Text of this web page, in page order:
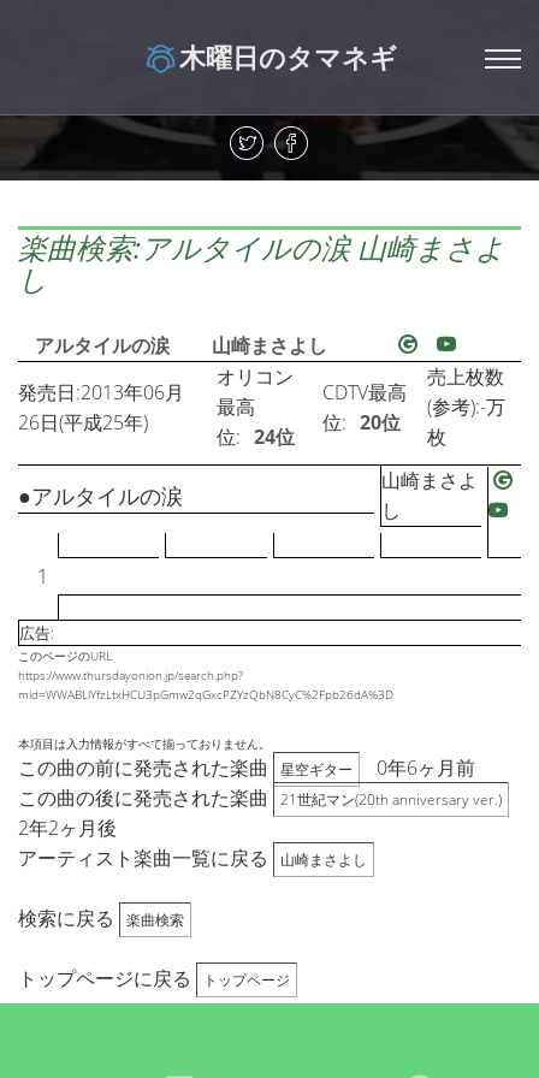
木曜日のタマネギ
楽曲検索:アルタイルの涙 山崎まさよ
し
アルタイルの涙
山崎まさよし
発売日:2013年06月
26日(平成25年)
オリコン
最高
位: 24位
CDTV最高
位: 20位
売上枚数
(参考):-万
枚
1
●アルタイルの涙
山崎まさよ
し
広告:
このページのURL
https://www.thursdayonion.jp/search.php?
mid=WWABLlYfzLtxHCU3pGmw2qGxcPZYzQbN8CyC%2Fpb26dA%3D
本項目は入力情報がすべて揃っておりません。
この曲の前に発売された楽曲 星空ギター
0年6ヶ月前
この曲の後に発売された楽曲
21世紀マン(20th anniversary ver.)
2年2ヶ月後
アーティスト楽曲一覧に戻る
山崎まさよし
検索に戻る 楽曲検索
トップページに戻る トップページ